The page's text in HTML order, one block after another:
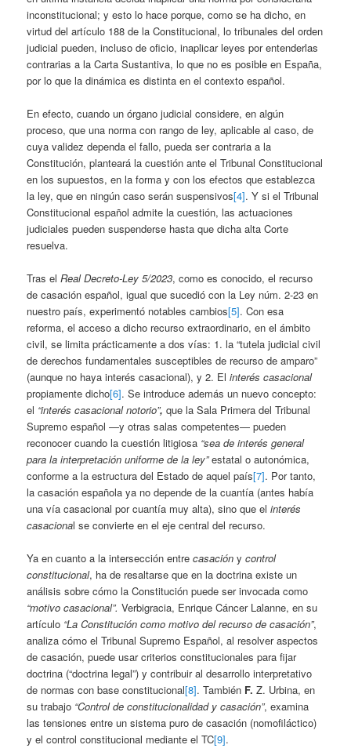
inconstitucional; y esto lo hace porque, como se ha dicho, en
virtud del artículo 188 de la Constitucional, lo tribunales del orden
judicial pueden, incluso de oficio, inaplicar leyes por entenderlas
contrarias a la Carta Sustantiva, lo que no es posible en España,
por lo que la dinámica es distinta en el contexto español.
En efecto, cuando un órgano judicial considere, en algún
proceso, que una norma con rango de ley, aplicable al caso, de
cuya validez dependa el fallo, pueda ser contraria a la
Constitución, planteará la cuestión ante el Tribunal Constitucional
en los supuestos, en la forma y con los efectos que establezca
la ley, que en ningún caso serán suspensivos[4]. Y si el Tribunal
Constitucional español admite la cuestión, las actuaciones
judiciales pueden suspenderse hasta que dicha alta Corte
resuelva.
Tras elReal Decreto-Ley 5/2023, como es conocido, el recurso
de casación español, igual que sucedió con la Ley núm. 2-23 en
nuestro país, experimentó notables cambios[5]. Con esa
reforma, el acceso a dicho recurso extraordinario, en el ámbito
civil, se limita prácticamente a dos vías: 1. la “tutela judicial civil
de derechos fundamentales susceptibles de recurso de amparo”
(aunque no haya interés casacional), y 2. Elinterés casacional
propiamente dicho[6]. Se introduce además un nuevo concepto:
el “interés casacional notorio”, que la Sala Primera del Tribunal
Supremo español —y otras salas competentes— pueden
reconocer cuando la cuestión litigiosa “sea de interés general
para la interpretación uniforme de la ley”estatal o autonómica,
conforme a la estructura del Estado de aquel país[7]. Por tanto,
la casación española ya no depende de la cuantía (antes había
una vía casacional por cuantía muy alta), sino que elinterés
casacional se convierte en el eje central del recurso.
Ya en cuanto a la intersección entrecasación ycontrol
constitucional, ha de resaltarse que en la doctrina existe un
análisis sobre cómo la Constitución puede ser invocada como
“motivo casacional”. Verbigracia, Enrique Cáncer Lalanne, en su
artículo “La Constitución como motivo del recurso de casación”,
analiza cómo el Tribunal Supremo Español, al resolver aspectos
de casación, puede usar criterios constitucionales para fijar
doctrina (“doctrina legal”) y contribuir al desarrollo interpretativo
de normas con base constitucional[8]. También F.Z. Urbina, en
su trabajo “Control de constitucionalidad y casación”, examina
las tensiones entre un sistema puro de casación (nomofiláctico)
y el control constitucional mediante el TC[9].